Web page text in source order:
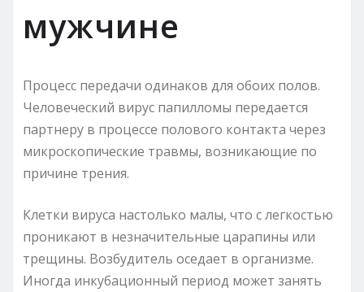
мужчине
Процесс передачи одинаков для обоих полов.
Человеческий вирус папилломы передается
партнеру в процессе полового контакта через
микроскопические травмы, возникающие по
причине трения.
Клетки вируса настолько малы, что с легкостью
проникают в незначительные царапины или
трещины. Возбудитель оседает в организме.
Иногда инкубационный период может занять